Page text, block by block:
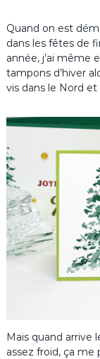
Quand on est
dans les fêtes de
année, j’ai même
tampons d’hiver
vis dans le Nord
Mais quand arrive
assez froid, ça